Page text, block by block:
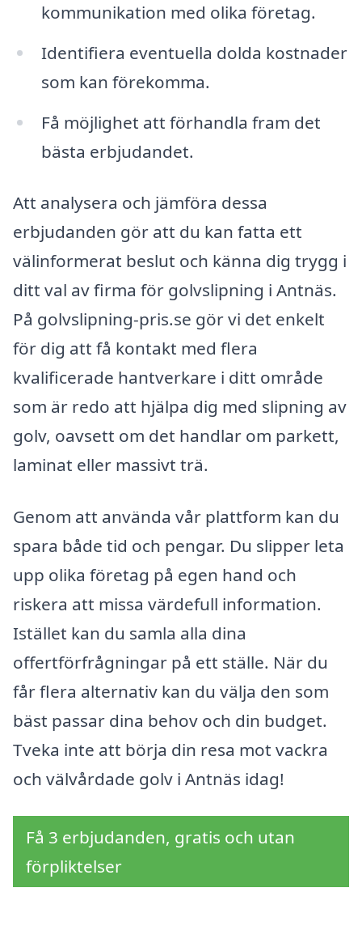
kommunikation med olika företag.
Identifiera eventuella dolda kostnader
som kan förekomma.
Få möjlighet att förhandla fram det
bästa erbjudandet.
Att analysera och jämföra dessa
erbjudanden gör att du kan fatta ett
välinformerat beslut och känna dig trygg i
ditt val av firma för golvslipning i Antnäs.
På golvslipning-pris.se gör vi det enkelt
för dig att få kontakt med flera
kvalificerade hantverkare i ditt område
som är redo att hjälpa dig med slipning av
golv, oavsett om det handlar om parkett,
laminat eller massivt trä.
Genom att använda vår plattform kan du
spara både tid och pengar. Du slipper leta
upp olika företag på egen hand och
riskera att missa värdefull information.
Istället kan du samla alla dina
offertförfrågningar på ett ställe. När du
får flera alternativ kan du välja den som
bäst passar dina behov och din budget.
Tveka inte att börja din resa mot vackra
och välvårdade golv i Antnäs idag!
Få 3 erbjudanden, gratis och utan
förpliktelser